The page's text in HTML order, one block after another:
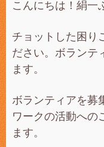
こんにちは！絹一
チョットした困り
ださい。ボランテ
ます。
ボランティアを募
ワークの活動への
ます。